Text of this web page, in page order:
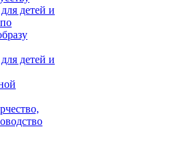
детей и
детей и